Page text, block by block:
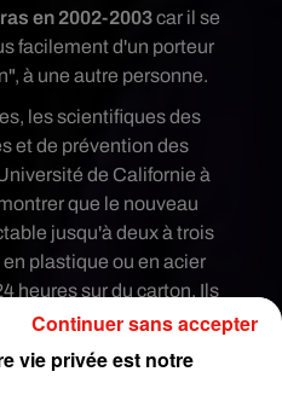
en 2002-2003car il se
facilement d'un porteur
à une autre personne.
les scientifiques des
et de prévention des
de Californie à
que le nouveau
jusqu'à deux à trois
plastique ou en acier
heures sur du carton. Ils
que la période varie
jours
en fonction de la
et du taux d’humidité.
5 jours sur du verre,
vie privée est notre
Continuer sans accepter